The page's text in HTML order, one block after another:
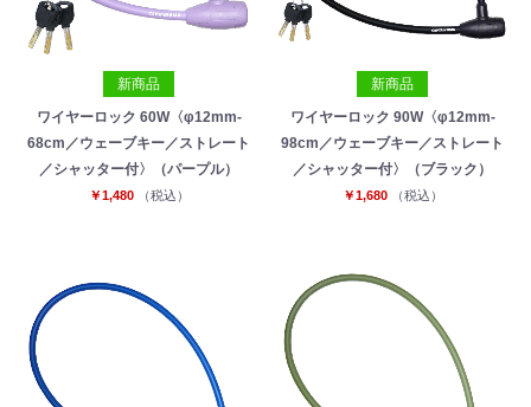
新商品
ワイヤーロック 60W〈φ12mm-
68cm／ウェーブキー／ストレート
／シャッター付〉（パープル）
￥1,480 （税込）
新商品
ワイヤーロック 90W〈φ12mm-
98cm／ウェーブキー／ストレート
／シャッター付〉（ブラック）
￥1,680 （税込）